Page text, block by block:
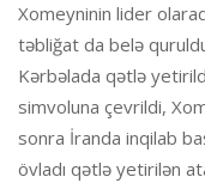
Xomeyninin lider
təbliğat da belə
Kərbəlada qətlə
simvoluna çevrildi,
sonra İranda inqilab
övladı qətlə yetirilən